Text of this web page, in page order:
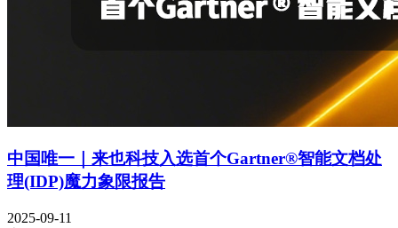
中国唯一｜来也科技入选首个Gartner®智能文档处
理(IDP)魔力象限报告
2025-09-11